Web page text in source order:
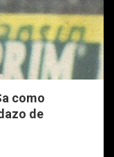
como
de